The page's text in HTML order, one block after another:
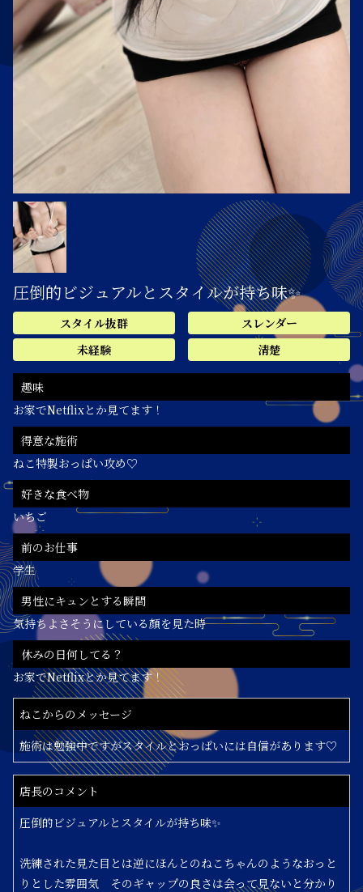
圧倒的ビジュアルとスタイルが持ち味✨
スタイル抜群
スレンダー
未経験
清楚
趣味
お家でNetflixとか見てます！
得意な施術
ねこ特製おっぱい攻め♡
好きな食べ物
いちご
前のお仕事
学生
男性にキュンとする瞬間
気持ちよさそうにしている顏を見た時
休みの日何してる？
お家でNetflixとか見てます！
ねこからのメッセージ
施術は勉強中ですがスタイルとおっぱいには自信があります♡
店長のコメント
圧倒的ビジュアルとスタイルが持ち味✨
洗練された見た目とは逆にほんとのねこちゃんのようなおっと
りとした雰囲気 そのギャップの良さは会って見ないと分かり